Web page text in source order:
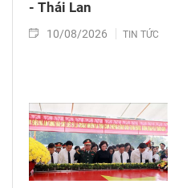
- Thái Lan
10/08/2026 TIN TỨC